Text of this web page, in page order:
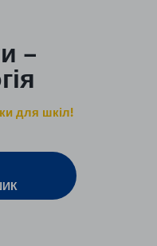
–
для шкіл!